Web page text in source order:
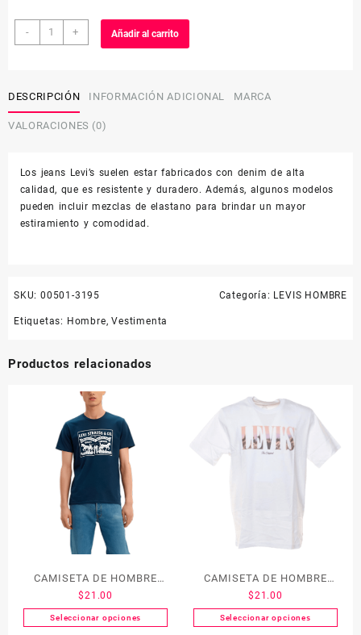
-
HOMBRE
501
00501-
3195
cantidad
+ Añadir al carrito
DESCRIPCIÓN INFORMACIÓN ADICIONAL MARCA
VALORACIONES (0)
Los jeans Levi’s suelen estar fabricados con denim de alta
calidad, que es resistente y duradero. Además, algunos modelos
pueden incluir mezclas de elastano para brindar un mayor
estiramiento y comodidad.
SKU: 00501-3195 Categoría: LEVIS HOMBRE
Etiquetas: Hombre,Vestimenta
Productos relacionados
CAMISETA DE HOMBRE
LEVI´S 22495-0045
$21.00
Seleccionar opciones
CAMISETA DE HOMBRE
LEVI´S 16143-0055
$21.00
Seleccionar opciones